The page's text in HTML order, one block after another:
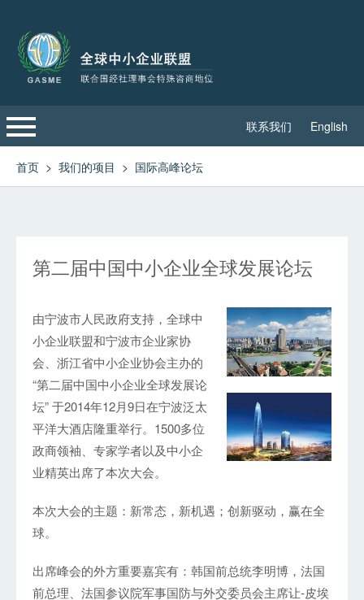
联系我们 English
首页
联盟重要新闻
首页 > 我们的项目 > 国际高峰论坛
第二届中国中小企业全球发展论坛
由宁波市人民政府支持，全球中
小企业联盟和宁波市企业家协
会、浙江省中小企业协会主办的
“第二届中国中小企业全球发展论
坛” 于2014年12月9日在宁波泛太
平洋大酒店隆重举行。1500多位
政商领袖、专家学者以及中小企
业精英出席了本次大会。
本次大会的主题：新常态，新机遇；创新驱动，赢在全
球。
出席峰会的外方重要嘉宾有：韩国前总统李明博，法国
前总理、法国参议院军事国防与外交委员会主席让-皮埃